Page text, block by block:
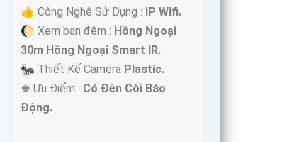
👍 Công Nghệ Sử Dụng : IP Wifi.
🌔 Xem ban đêm : Hồng Ngoại
30m Hồng Ngoại Smart IR.
🐜 Thiết Kế Camera Plastic.
️♚ Ưu Điểm : Có Đèn Còi Báo
Động.